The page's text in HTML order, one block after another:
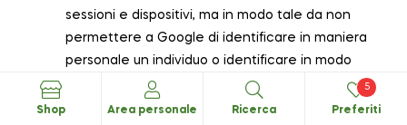
sessioni e dispositivi, ma in modo tale da non
permettere a Google di identificare in maniera
personale un individuo o identificare in modo
permanente uno specifico dispositivo.
L’estensione User ID permette inoltre di
Shop Area personale Ricerca Preferiti
5